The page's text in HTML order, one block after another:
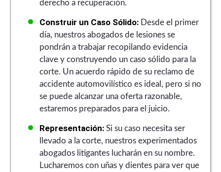
derecho a recuperación.
Construir un Caso Sólido:Desde el primer
día, nuestros abogados de lesiones se
pondrán a trabajar recopilando evidencia
clave y construyendo un caso sólido para la
corte. Un acuerdo rápido de su reclamo de
accidente automovilístico es ideal, pero si no
se puede alcanzar una oferta razonable,
estaremos preparados para el juicio.
Representación:Si su caso necesita ser
llevado a la corte, nuestros experimentados
abogados litigantes lucharán en su nombre.
Lucharemos con uñas y dientes para ver que